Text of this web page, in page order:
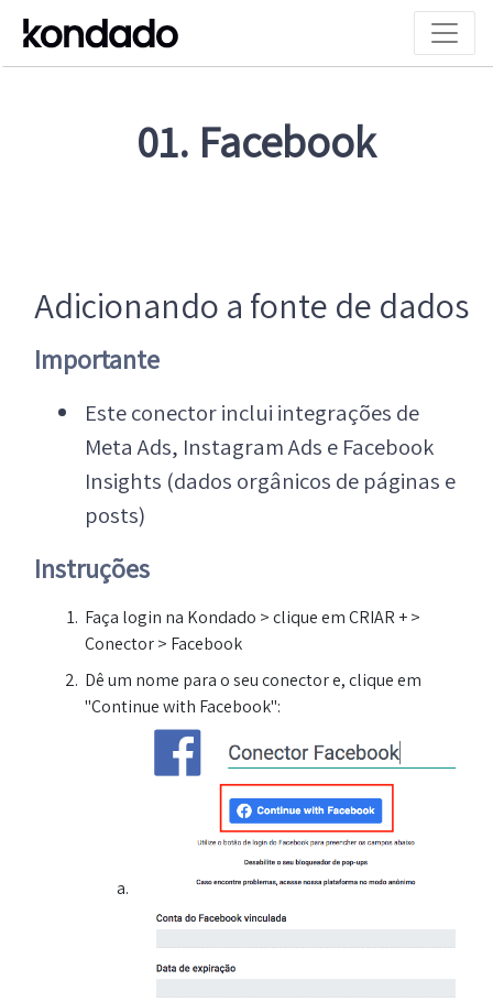
01. Facebook
Adicionando a fonte de dados
Importante
Este conector inclui integrações de
Meta Ads, Instagram Ads e Facebook
Insights (dados orgânicos de páginas e
posts)
Instruções
Faça login na Kondado > clique em CRIAR + >
Conector > Facebook
Dê um nome para o seu conector e, clique em
"Continue with Facebook":